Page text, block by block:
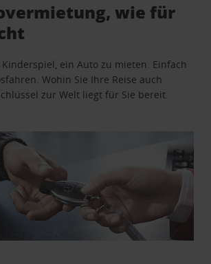
wie für
ein Auto zu mieten. Einfach
Wohin Sie Ihre Reise auch
zur Welt liegt für Sie bereit.